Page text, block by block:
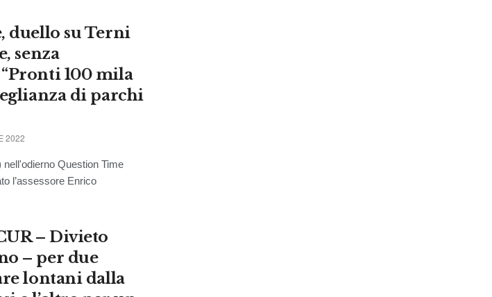
duello su Terni
senza
100 mila
di parchi
2022
Question Time
l’assessore Enrico
– Divieto
– per due
lontani dalla